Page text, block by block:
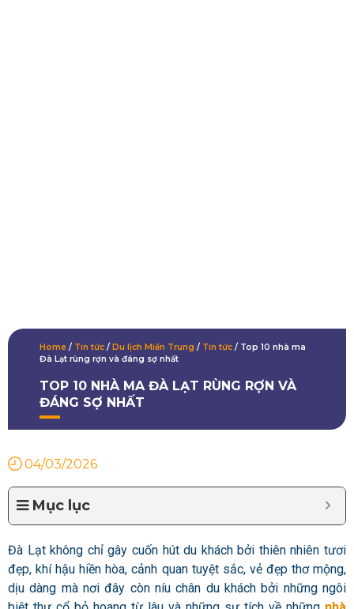
Home / Tin tức / Du lịch Miền Trung / Tin tức / Top 10 nhà ma
Đà Lạt rùng rợn và đáng sợ nhất
TOP 10 NHÀ MA ĐÀ LẠT RÙNG RỢN VÀ
ĐÁNG SỢ NHẤT
04/03/2026
Mục lục
Đà Lạt không chỉ gây cuốn hút du khách bởi thiên nhiên tươi
đẹp, khí hậu hiền hòa, cảnh quan tuyệt sắc, vẻ đẹp thơ mộng,
dịu dàng mà nơi đây còn níu chân du khách bởi những ngôi